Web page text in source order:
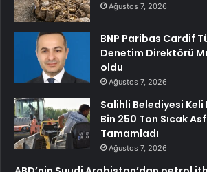
Ağustos 7, 2026
BNP Paribas Cardif
Denetim Direktörü
oldu
Ağustos 7, 2026
Salihli Belediyesi Keli
Bin 250 Ton Sıcak
Tamamladı
Ağustos 7, 2026